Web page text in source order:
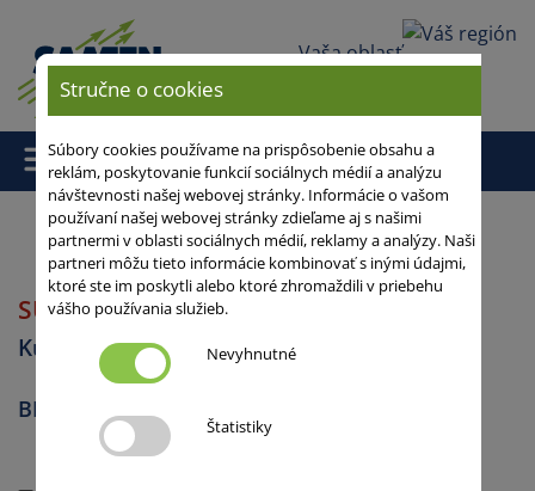
Vaša oblasť
Domov//SUMBERTO DS0210/ SU CRUMBER
SU CRUMBER
Kukurica
BIOPLYN, ZRNO, SILÁŽ
Stručne o cookies
Súbory cookies používame na prispôsobenie obsahu a
reklám, poskytovanie funkcií sociálnych médií a analýzu
návštevnosti našej webovej stránky. Informácie o vašom
používaní našej webovej stránky zdieľame aj s našimi
partnermi v oblasti sociálnych médií, reklamy a analýzy. Naši
partneri môžu tieto informácie kombinovať s inými údajmi,
ktoré ste im poskytli alebo ktoré zhromaždili v priebehu
vášho používania služieb.
Nevyhnutné
Štatistiky